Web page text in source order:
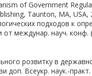
of Government
Taunton, MA, USA,
подходов к
от междунар. науч.
розвитку в
доп. Всеукр. наук.-